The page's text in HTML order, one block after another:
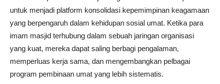
untuk menjadi platform konsolidasi kepemimpinan keagamaan
yang berpengaruh dalam kehidupan sosial umat. Ketika para
imam masjid terhubung dalam sebuah jaringan organisasi
yang kuat, mereka dapat saling berbagi pengalaman,
memperluas kerja sama, dan mengembangkan pelbagai
program pembinaan umat yang lebih sistematis.